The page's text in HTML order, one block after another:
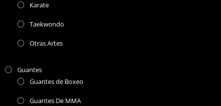
Karate
Taekwondo
Otras Artes
Guantes
Guantes de Boxeo
Guantes De MMA